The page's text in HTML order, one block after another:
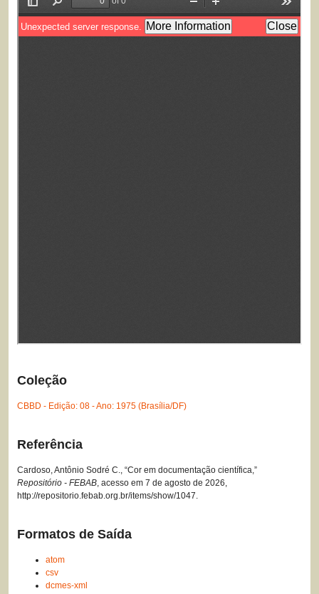
Coleção
CBBD - Edição: 08 - Ano: 1975 (Brasília/DF)
Referência
Cardoso, Antônio Sodré C., “Cor em documentação científica,”
Repositório - FEBAB, acesso em 7 de agosto de 2026,
http://repositorio.febab.org.br/items/show/1047.
Formatos de Saída
atom
csv
dcmes-xml